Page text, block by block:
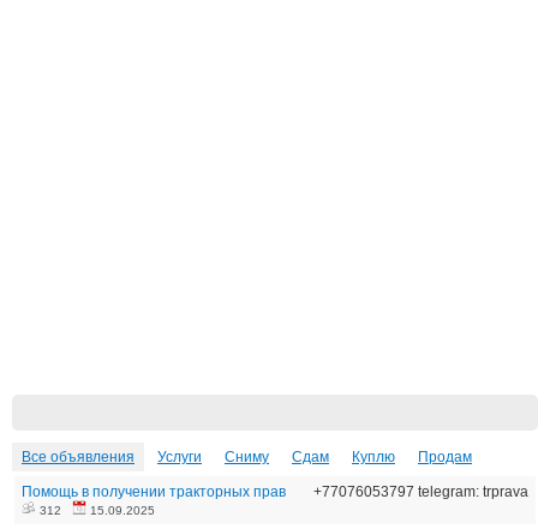
Все объявления Услуги Сниму Сдам Куплю Продам
Помощь в получении тракторных прав +77076053797 telegram: trprava
312 15.09.2025